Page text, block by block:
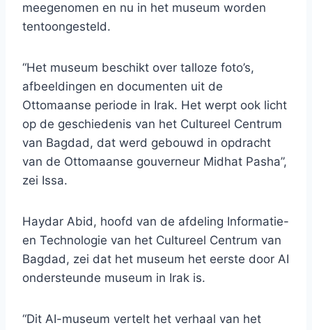
meegenomen en nu in het museum worden
tentoongesteld.
“Het museum beschikt over talloze foto’s,
afbeeldingen en documenten uit de
Ottomaanse periode in Irak. Het werpt ook licht
op de geschiedenis van het Cultureel Centrum
van Bagdad, dat werd gebouwd in opdracht
van de Ottomaanse gouverneur Midhat Pasha”,
zei Issa.
Haydar Abid, hoofd van de afdeling Informatie-
en Technologie van het Cultureel Centrum van
Bagdad, zei dat het museum het eerste door AI
ondersteunde museum in Irak is.
“Dit AI-museum vertelt het verhaal van het